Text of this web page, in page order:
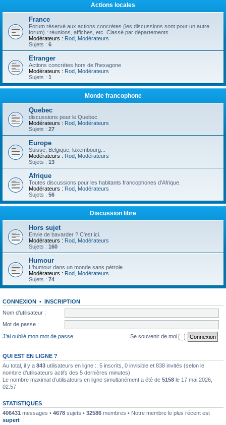
Actions locales
France
Forum réservé aux actions concrètes (les discussions sont pour un autre
forum) : réunions, affiches, etc. Classé par départements.
Modérateurs : Rod Modérateurs
Sujets : 6
Etranger
Actions concrètes hors de l'hexagone
Modérateurs : Rod Modérateurs
Sujets : 1
Monde francophone
Quebec
discussions pour le Quebec.
Modérateurs : Rod Modérateurs
Sujets : 27
Europe
Suisse, Belgique, luxembourg...
Modérateurs : Rod Modérateurs
Sujets : 13
Afrique
Toutes discussions pour les habitants francophones d'Afrique.
Modérateurs : Rod Modérateurs
Sujets : 56
Discussion libre
Hors sujet
Envie de bavarder ? C'est ici.
Modérateurs : Rod Modérateurs
Sujets : 160
Humour
L'humour dans un monde sans pétrole.
Modérateurs : Rod Modérateurs
Sujets : 74
CONNEXION • INSCRIPTION
Nom d’utilisateur :
Mot de passe :
J’ai oublié mon mot de passe
Se souvenir de moi
QUI EST EN LIGNE ?
Au total, il y a 843 utilisateurs en ligne :: 5 inscrits, 0 invisible et 838 invités (selon le
nombre d’utilisateurs actifs des 5 dernières minutes)
Le nombre maximal d’utilisateurs en ligne simultanément a été de 5158 le 17 mai 2026,
02:57
STATISTIQUES
406431 messages • 4678 sujets • 32586 membres • Notre membre le plus récent est
supert